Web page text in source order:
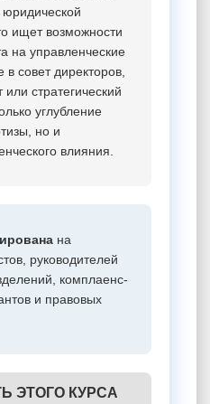
ищет возможности
на управленческие
совет директоров,
стратегический
углубление
но и
влияния.
на
руководителей
комплаенс-
и правовых
ЭТОГО КУРСА